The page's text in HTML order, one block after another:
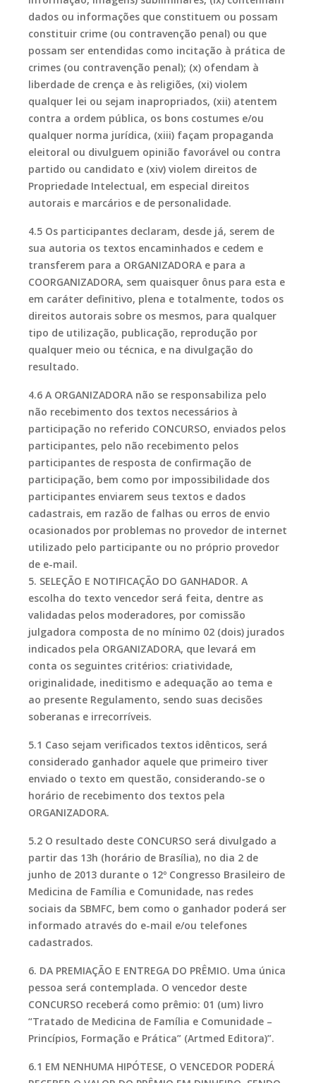
dados ou informações que constituem ou possam
constituir crime (ou contravenção penal) ou que
possam ser entendidas como incitação à prática de
crimes (ou contravenção penal); (x) ofendam à
liberdade de crença e às religiões, (xi) violem
qualquer lei ou sejam inapropriados, (xii) atentem
contra a ordem pública, os bons costumes e/ou
qualquer norma jurídica, (xiii) façam propaganda
eleitoral ou divulguem opinião favorável ou contra
partido ou candidato e (xiv) violem direitos de
Propriedade Intelectual, em especial direitos
autorais e marcários e de personalidade.
4.5 Os participantes declaram, desde já, serem de
sua autoria os textos encaminhados e cedem e
transferem para a ORGANIZADORA e para a
COORGANIZADORA, sem quaisquer ônus para esta e
em caráter definitivo, plena e totalmente, todos os
direitos autorais sobre os mesmos, para qualquer
tipo de utilização, publicação, reprodução por
qualquer meio ou técnica, e na divulgação do
resultado.
4.6 A ORGANIZADORA não se responsabiliza pelo
não recebimento dos textos necessários à
participação no referido CONCURSO, enviados pelos
participantes, pelo não recebimento pelos
participantes de resposta de confirmação de
participação, bem como por impossibilidade dos
participantes enviarem seus textos e dados
cadastrais, em razão de falhas ou erros de envio
ocasionados por problemas no provedor de internet
utilizado pelo participante ou no próprio provedor
de e-mail.
5. SELEÇÃO E NOTIFICAÇÃO DO GANHADOR. A
escolha do texto vencedor será feita, dentre as
validadas pelos moderadores, por comissão
julgadora composta de no mínimo 02 (dois) jurados
indicados pela ORGANIZADORA, que levará em
conta os seguintes critérios: criatividade,
originalidade, ineditismo e adequação ao tema e
ao presente Regulamento, sendo suas decisões
soberanas e irrecorríveis.
5.1 Caso sejam verificados textos idênticos, será
considerado ganhador aquele que primeiro tiver
enviado o texto em questão, considerando-se o
horário de recebimento dos textos pela
ORGANIZADORA.
5.2 O resultado deste CONCURSO será divulgado a
partir das 13h (horário de Brasília), no dia 2 de
junho de 2013 durante o 12º Congresso Brasileiro de
Medicina de Família e Comunidade, nas redes
sociais da SBMFC, bem como o ganhador poderá ser
informado através do e-mail e/ou telefones
cadastrados.
6. DA PREMIAÇÃO E ENTREGA DO PRÊMIO. Uma única
pessoa será contemplada. O vencedor deste
CONCURSO receberá como prêmio: 01 (um) livro
“Tratado de Medicina de Família e Comunidade –
Princípios, Formação e Prática” (Artmed Editora)”.
6.1 EM NENHUMA HIPÓTESE, O VENCEDOR PODERÁ